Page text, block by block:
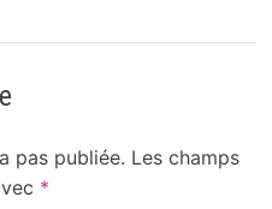
pas publiée. Les champs
*